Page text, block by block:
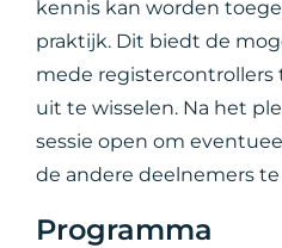
kennis kan worden
praktijk. Dit biedt de
mede registercontrollers
uit te wisselen. Na het
sessie open om
de andere deelnemers
Programma